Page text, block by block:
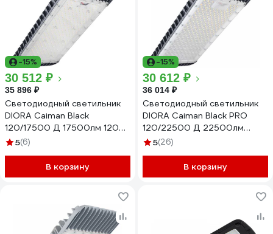
-15%
30 512 ₽
35 896 ₽
Светодиодный светильник
DIORA Caiman Black
120/17500 Д 17500лм 120Вт
2700K IP67 0,95PF 70Ra
5(6)
В корзину
-15%
30 612 ₽
36 014 ₽
Светодиодный светильник
DIORA Caiman Black PRO
120/22500 Д 22500лм
120Вт 3000K IP67 0,95PF
DCBPRO120D-3K-C
5(26)
В корзину